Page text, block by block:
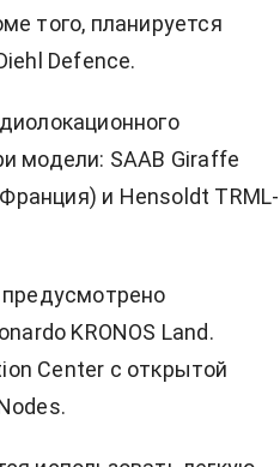
того, планируется
Defence.
модели: SAAB Giraffe
и Hensoldt TRML-
KRONOS Land.
Center с открытой